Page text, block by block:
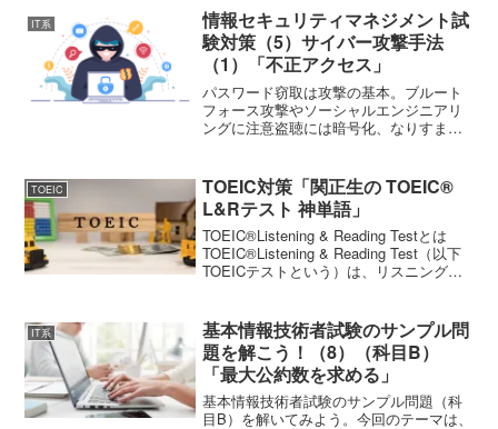
IT系
情報セキュリティマネジメント試
験対策（5）サイバー攻撃手法
（1）「不正アクセス」
パスワード窃取は攻撃の基本。ブルート
フォース攻撃やソーシャルエンジニアリ
ングに注意盗聴には暗号化、なりすまし
ない時点での攻撃不正アクセス不正アク
セスとはシステムを利...
TOEIC
TOEIC対策「関正生の TOEIC®︎
L&Rテスト 神単語」
TOEIC®Listening & Reading Testとは
TOEIC®Listening & Reading Test（以下
TOEICテストという）は、リスニング
IT系
基本情報技術者試験のサンプル問
題を解こう！（8）（科目B）
「最大公約数を求める」
基本情報技術者試験のサンプル問題（科
目B）を解いてみよう。今回のテーマは、